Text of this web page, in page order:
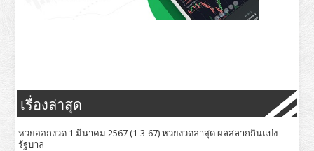
เรื่องล่าสุด
หวยออกงวด 1 มีนาคม 2567 (1-3-67) หวยงวดล่าสุด ผลสลากกินแบ่ง
รัฐบาล